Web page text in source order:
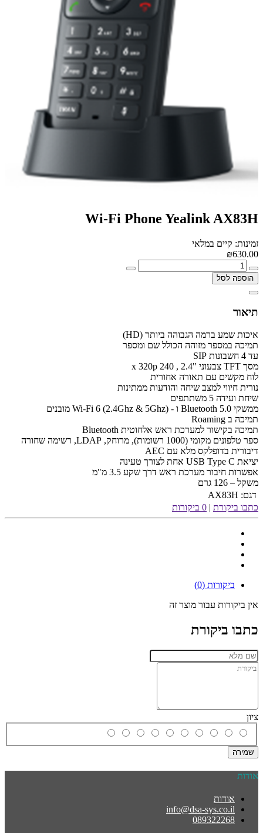
Wi-Fi Phone Yealink AX83H
זמינות: קיים במלאי
₪630.00
הוספה לסל
תיאור
איכות שמע ברמה הגבוהה ביותר (HD)
תמיכה במספר מזוהה הכולל שם ומספר
עד 4 חשבונות SIP
מסך TFT צבעוני "2.4 , 240 x 320p
לוח מקשים עם תאורה אחורית
נורית חיווי למצב שיחה והודעות ממתינות
שיחת ועידה 5 משתתפים
ממשקי Bluetooth 5.0 ו - Wi-Fi 6 (2.4Ghz & 5Ghz) מובנים
תמיכה ב Roaming
תמיכה בקישור למערכת ראש אלחוטית Bluetooth
ספר טלפונים מקומי (1000 רשומות), מרוחק, LDAP, רשימה שחורה
דיבורית בדופלקס מלא עם AEC
יציאת USB Type C אחת לצורך טעינה
אפשרות חיבור מערכת ראש דרך שקע 3.5 מ"מ
משקל – 126 גרם
דגם: AX83H
כתבו ביקורת | 0 ביקורות
ביקורות (0)
אין ביקורות עבור מוצר זה
כתבו ביקורת
ציון
שמירה
אודות
אודות
info@dsa-sys.co.il
089322268